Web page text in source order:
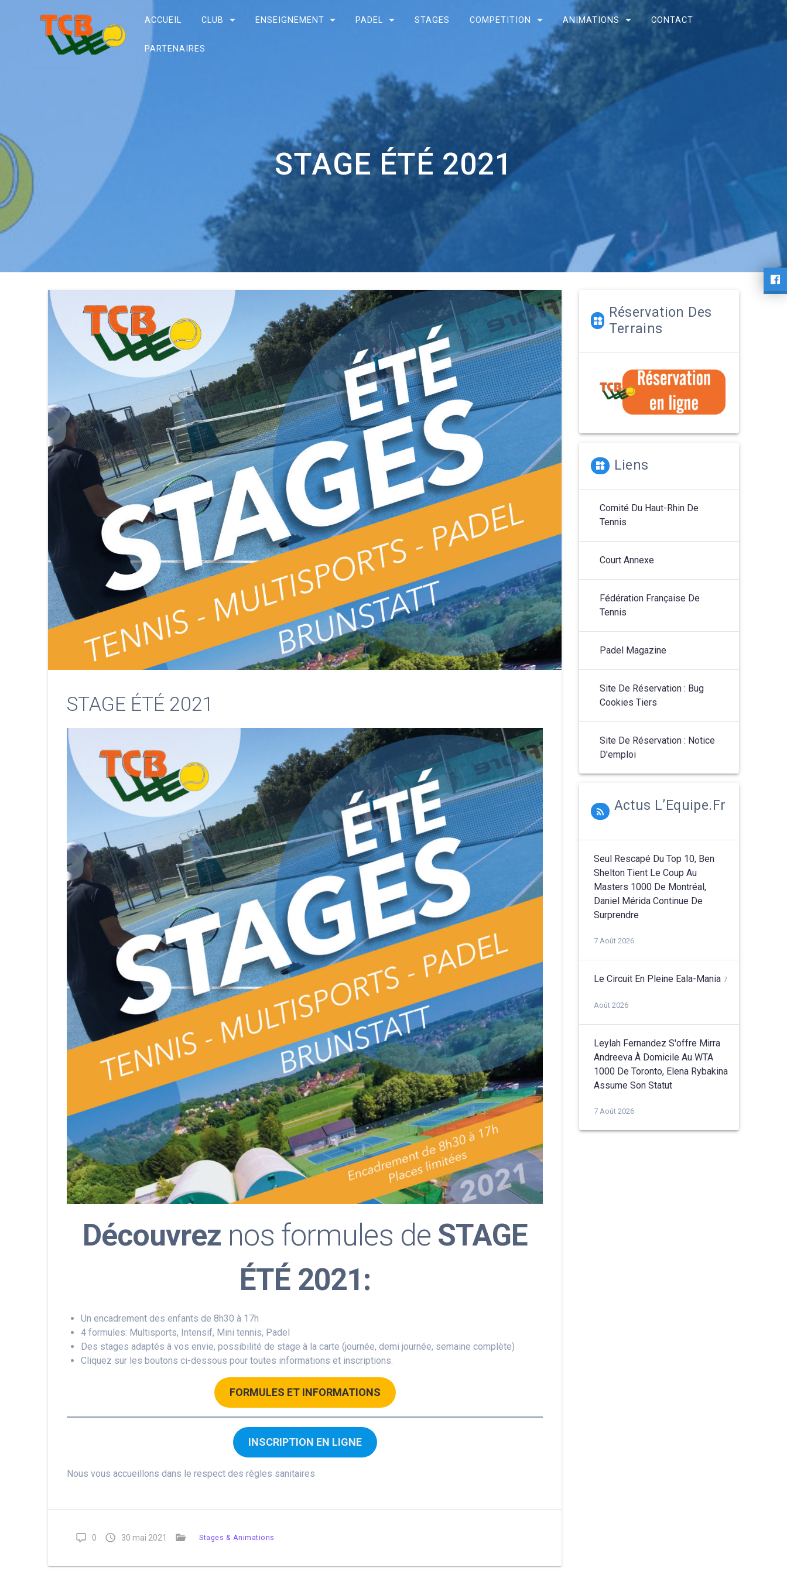
ACCUEIL CLUB ENSEIGNEMENT PADEL STAGES COMPETITION ANIMATIONS CONTACT
PARTENAIRES
STAGE ÉTÉ 2021
STAGE ÉTÉ 2021
Découvrez nos formules de STAGE
ÉTÉ 2021:
Un encadrement des enfants de 8h30 à 17h
4 formules: Multisports, Intensif, Mini tennis, Padel
Des stages adaptés à vos envie, possibilité de stage à la carte (journée, demi journée, semaine complète)
Cliquez sur les boutons ci-dessous pour toutes informations et inscriptions.
FORMULES ET INFORMATIONS
INSCRIPTION EN LIGNE
Nous vous accueillons dans le respect des règles sanitaires
0 30 mai 2021 Stages & Animations
Réservation Des
Terrains
Liens
Comité Du Haut-Rhin De
Tennis
Court Annexe
Fédération Française De
Tennis
Padel Magazine
Site De Réservation : Bug
Cookies Tiers
Site De Réservation : Notice
D'emploi
Actus L’Equipe.fr
Seul Rescapé Du Top 10, Ben
Shelton Tient Le Coup Au
Masters 1000 De Montréal,
Daniel Mérida Continue De
Surprendre
7 Août 2026
Le Circuit En Pleine Eala-Mania 7
Août 2026
Leylah Fernandez S'offre Mirra
Andreeva À Domicile Au WTA
1000 De Toronto, Elena Rybakina
Assume Son Statut
7 Août 2026